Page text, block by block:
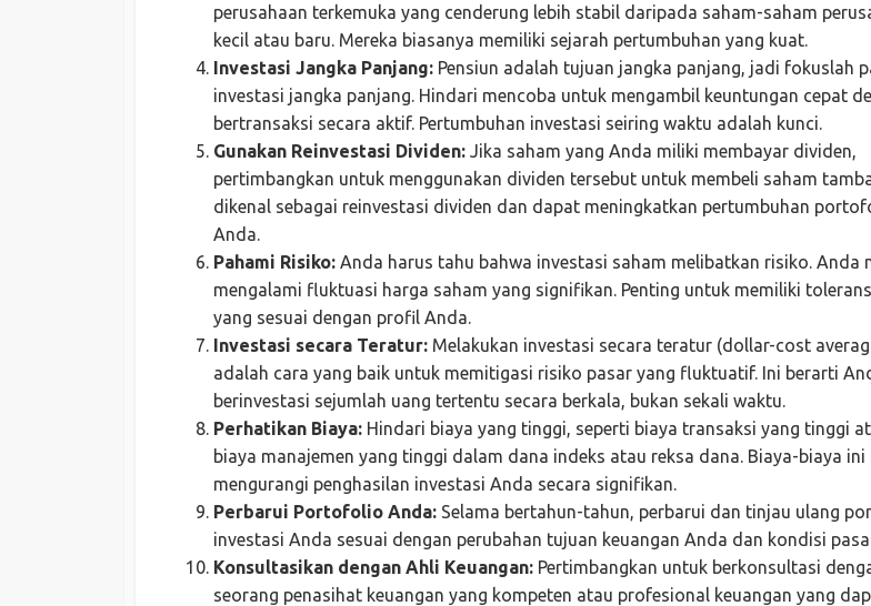
perusahaan terkemuka yang cenderung lebih stabil daripada saham-saham
kecil atau baru. Mereka biasanya memiliki sejarah pertumbuhan yang kuat.
Investasi Jangka Panjang: Pensiun adalah tujuan jangka panjang, jadi fokuslah
investasi jangka panjang. Hindari mencoba untuk mengambil keuntungan cepat
bertransaksi secara aktif. Pertumbuhan investasi seiring waktu adalah kunci.
Gunakan Reinvestasi Dividen: Jika saham yang Anda miliki membayar dividen,
pertimbangkan untuk menggunakan dividen tersebut untuk membeli saham
dikenal sebagai reinvestasi dividen dan dapat meningkatkan pertumbuhan
Anda.
Pahami Risiko: Anda harus tahu bahwa investasi saham melibatkan risiko. Anda
mengalami fluktuasi harga saham yang signifikan. Penting untuk memiliki
yang sesuai dengan profil Anda.
Investasi secara Teratur: Melakukan investasi secara teratur (dollar-cost
adalah cara yang baik untuk memitigasi risiko pasar yang fluktuatif. Ini berarti
berinvestasi sejumlah uang tertentu secara berkala, bukan sekali waktu.
Perhatikan Biaya: Hindari biaya yang tinggi, seperti biaya transaksi yang tinggi
biaya manajemen yang tinggi dalam dana indeks atau reksa dana. Biaya-biaya
mengurangi penghasilan investasi Anda secara signifikan.
Perbarui Portofolio Anda: Selama bertahun-tahun, perbarui dan tinjau ulang
investasi Anda sesuai dengan perubahan tujuan keuangan Anda dan kondisi
Konsultasikan dengan Ahli Keuangan: Pertimbangkan untuk berkonsultasi
seorang penasihat keuangan yang kompeten atau profesional keuangan yang